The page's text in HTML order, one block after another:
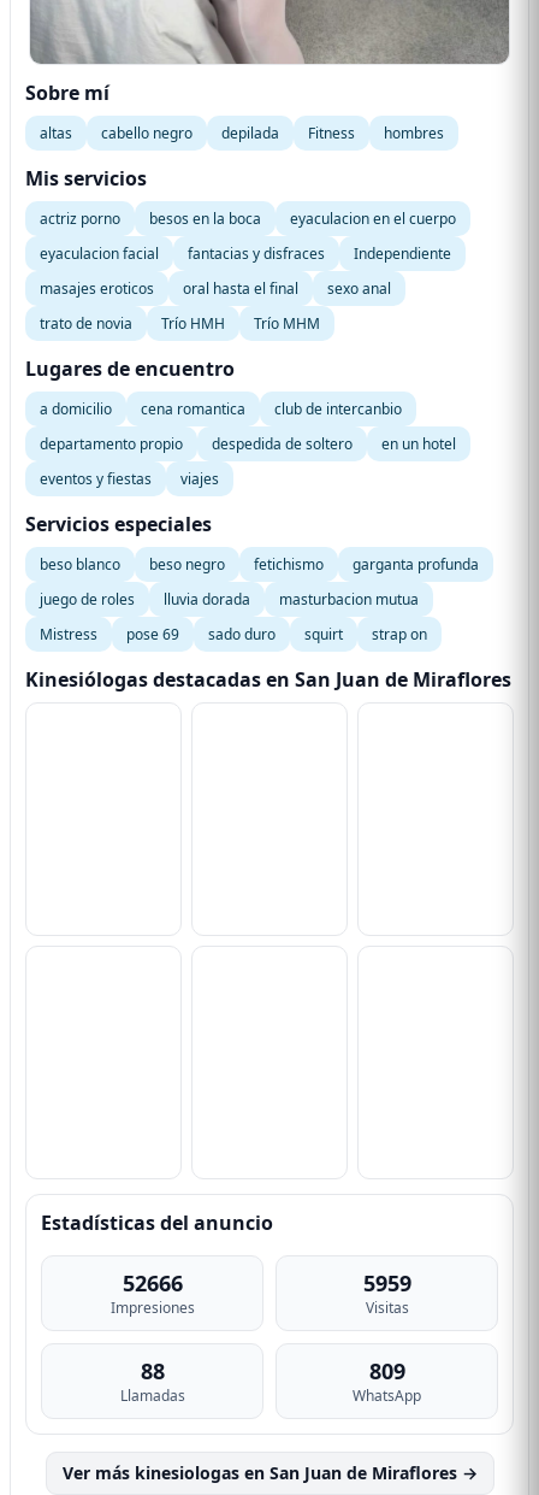
Sobre mí
altas cabello negro depilada Fitness hombres
Mis servicios
actriz porno besos en la boca
eyaculacion en el cuerpo
eyaculacion facial
fantacias y disfraces
Independiente
masajes eroticos
oral hasta el final
sexo anal
trato de novia
Trío HMH Trío MHM
Lugares de encuentro
a domicilio cena romantica
club de intercanbio
departamento propio
despedida de soltero
en un hotel
eventos y fiestas
viajes
Servicios especiales
beso blanco beso negro fetichismo
garganta profunda
juego de roles
lluvia dorada
masturbacion mutua
Mistress
pose 69 sado duro squirt strap on
Kinesiólogas destacadas en San Juan de Miraflores
Estadísticas del anuncio
52666
Impresiones
5959
Visitas
88
Llamadas
809
WhatsApp
Ver más kinesiologas en San Juan de Miraflores →